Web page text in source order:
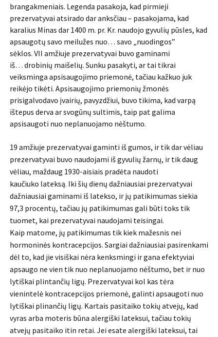
brangakmeniais. Legenda pasakoja, kad pirmieji
prezervatyvai atsirado dar anksčiau – pasakojama, kad
karalius Minas dar 1400 m. pr. Kr. naudojo gyvulių pūsles, kad
apsaugotų savo meilužes nuo… savo „nuodingos”
sėklos. VII amžiuje prezervatyvai buvo gaminami
iš… drobinių maišelių. Sunku pasakyti, ar tai tikrai
veiksminga apsisaugojimo priemonė, tačiau kažkuo juk
reikėjo tikėti. Apsisaugojimo priemonių žmonės
prisigalvodavo įvairių, pavyzdžiui, buvo tikima, kad varpą
ištepus derva ar svogūnų sultimis, taip pat galima
apsisaugoti nuo neplanuojamo nėštumo.
19 amžiuje prezervatyvai gaminti iš gumos, ir tik dar vėliau
prezervatyvai buvo naudojami iš gyvulių žarnų, ir tik daug
vėliau, maždaug 1930-aisiais pradėta naudoti
kaučiuko lateksą. Iki šių dienų dažniausiai prezervatyvai
dažniausiai gaminami iš latekso, ir jų patikimumas siekia
97,3 procentų, tačiau jų patikimumas gali būti toks tik
tuomet, kai prezervatyvai naudojami teisingai.
Kaip matome, jų patikimumas tik kiek mažesnis nei
hormoninės kontracepcijos. Sargiai dažniausiai pasirenkami
dėl to, kad jie visiškai nėra kenksmingi ir gana efektyviai
apsaugo ne vien tik nuo neplanuojamo nėštumo, bet ir nuo
lytiškai plintančių ligų. Prezervatyvai kol kas tėra
vienintelė kontracepcijos priemonė, galinti apsaugoti nuo
lytiškai plinančių ligų. Kartais pasitaiko tokių atvejų, kad
vyras arba moteris būna alergiški lateksui, tačiau tokių
atvejų pasitaiko itin retai. Jei esate alergiški lateksui, tai